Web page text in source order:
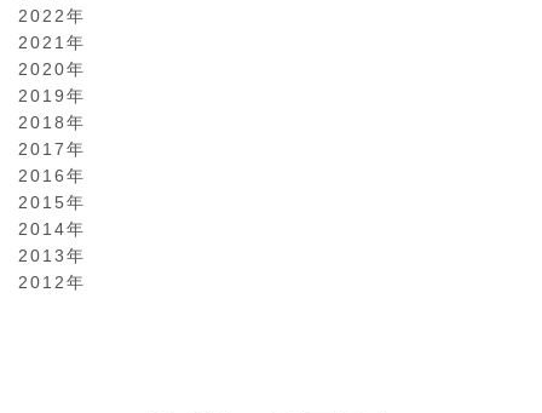
2022年
2021年
2020年
2019年
2018年
2017年
2016年
2015年
2014年
2013年
2012年